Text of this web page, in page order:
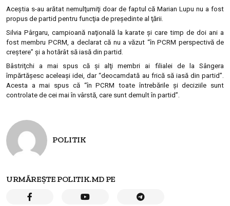
Aceştia s-au arătat nemulţumiţi doar de faptul că Marian Lupu nu a fost
propus de partid pentru funcţia de preşedinte al ţării.
Silvia Pârgaru, campioană naţională la karate şi care timp de doi ani a
fost membru PCRM, a declarat că nu a văzut “în PCRM perspectivă de
creştere” şi a hotărât să iasă din partid.
Bâstriţchi a mai spus că şi alţi membri ai filialei de la Sângera
împărtăşesc aceleaşi idei, dar “deocamdată au frică să iasă din partid”.
Acesta a mai spus că “în PCRM toate întrebările şi deciziile sunt
controlate de cei mai în vârstă, care sunt demult în partid”.
POLITIK
URMĂREȘTE POLITIK.MD PE